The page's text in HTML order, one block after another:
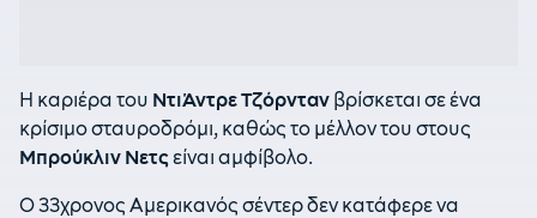
Η καριέρα του ΝτιΆντρε Τζόρνταν βρίσκεται σε ένα
κρίσιμο σταυροδρόμι, καθώς το μέλλον του στους
Μπρούκλιν Νετς είναι αμφίβολο.
Ο 33χρονος Αμερικανός σέντερ δεν κατάφερε να